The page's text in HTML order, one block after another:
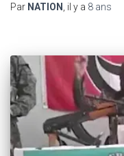
Par NATION , il y a 8 ans